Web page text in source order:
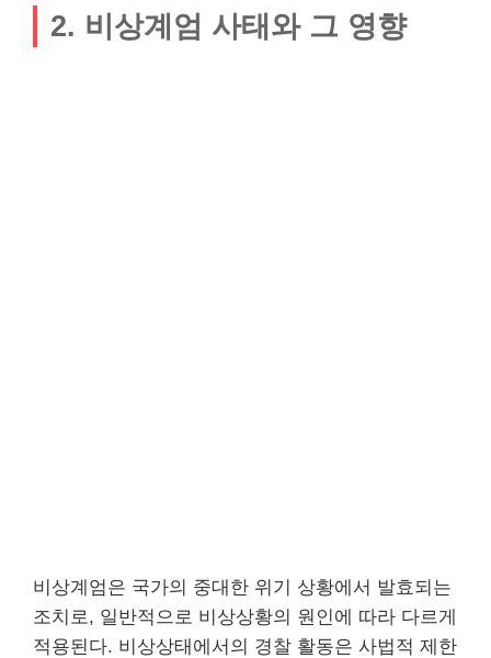
2. 비상계엄 사태와 그 영향
비상계엄은 국가의 중대한 위기 상황에서 발효되는
조치로, 일반적으로 비상상황의 원인에 따라 다르게
적용된다. 비상상태에서의 경찰 활동은 사법적 제한